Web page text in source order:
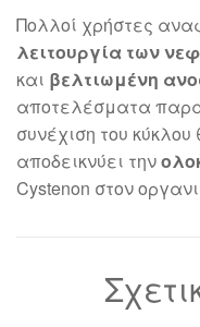
Πολλοί χρήστες
λειτουργία των
και βελτιωμένη
αποτελέσματα
συνέχιση του
αποδεικνύει την
Cystenon στον